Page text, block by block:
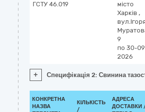
ГСТУ 46.019
місто
Харків ,
9
по 30-
2026
+ Специфікація 2: Свинина
КОНКРЕТНА
НАЗВА
КІЛЬКІСТЬ
/
АДРЕСА
ДОСТАВКИ